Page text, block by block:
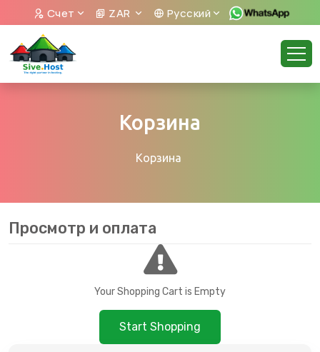
Счет ZAR Русский
Корзина
Корзина
Просмотр и оплата
Your Shopping Cart is Empty
Start Shopping